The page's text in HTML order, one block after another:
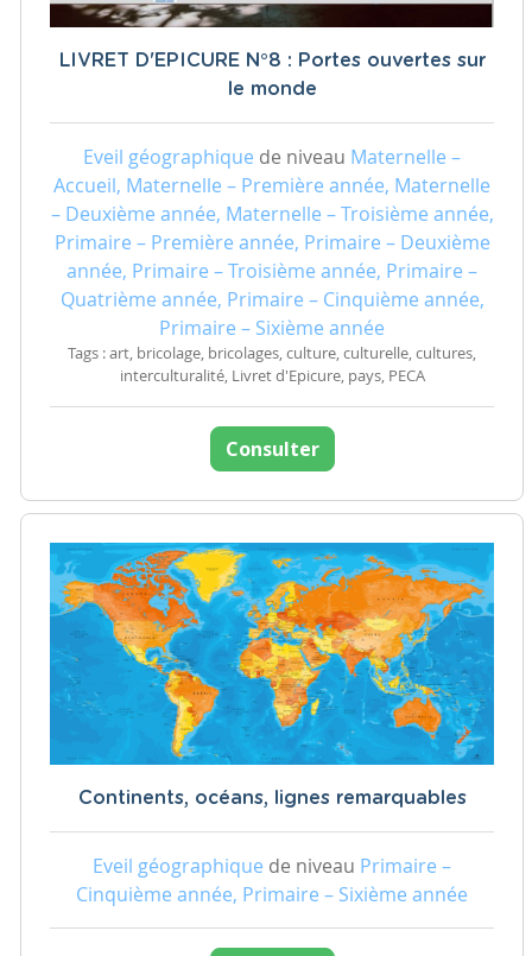
LIVRET D'EPICURE N°8 : Portes ouvertes sur
le monde
Eveil géographique de niveau Maternelle –
Accueil, Maternelle – Première année, Maternelle
– Deuxième année, Maternelle – Troisième année,
Primaire – Première année, Primaire – Deuxième
année, Primaire – Troisième année, Primaire –
Quatrième année, Primaire – Cinquième année,
Primaire – Sixième année
Tags : art, bricolage, bricolages, culture, culturelle, cultures,
interculturalité, Livret d'Epicure, pays, PECA
Consulter
Continents, océans, lignes remarquables
Eveil géographique de niveau Primaire –
Cinquième année, Primaire – Sixième année